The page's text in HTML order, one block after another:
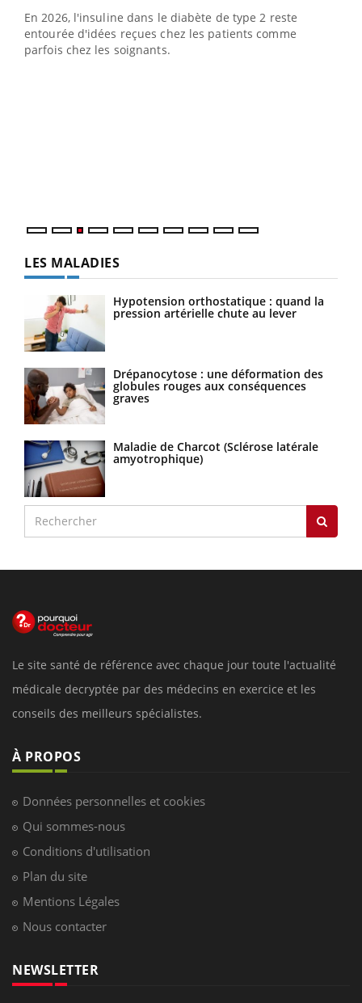
En 2026, l'insuline dans le diabète de type 2 reste
entourée d'idées reçues chez les patients comme
parfois chez les soignants.
LES MALADIES
Hypotension orthostatique : quand la
pression artérielle chute au lever
Drépanocytose : une déformation des
globules rouges aux conséquences
graves
Maladie de Charcot (Sclérose latérale
amyotrophique)
Le site santé de référence avec chaque jour toute l'actualité
médicale decryptée par des médecins en exercice et les
conseils des meilleurs spécialistes.
À PROPOS
Données personnelles et cookies
Qui sommes-nous
Conditions d'utilisation
Plan du site
Mentions Légales
Nous contacter
NEWSLETTER